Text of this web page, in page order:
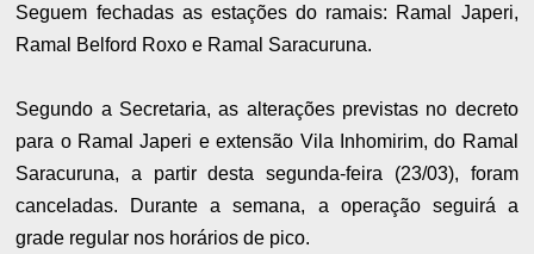
Seguem fechadas as estações do ramais: Ramal Japeri,
Ramal Belford Roxo e Ramal Saracuruna.
Segundo a Secretaria, as alterações previstas no decreto
para o Ramal Japeri e extensão Vila Inhomirim, do Ramal
Saracuruna, a partir desta segunda-feira (23/03), foram
canceladas. Durante a semana, a operação seguirá a
grade regular nos horários de pico.